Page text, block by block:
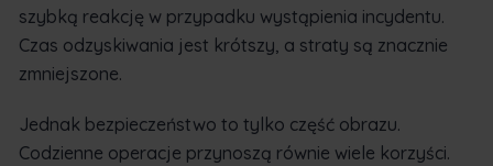
szybką reakcję w przypadku wystąpienia incydentu.
Czas odzyskiwania jest krótszy, a straty są znacznie
zmniejszone.
Jednak bezpieczeństwo to tylko część obrazu.
Codzienne operacje przynoszą równie wiele korzyści.